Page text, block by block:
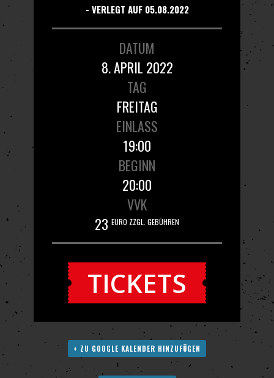
- VERLEGT AUF 05.08.2022
DATUM
8. APRIL 2022
TAG
FREITAG
EINLASS
19:00
BEGINN
20:00
VVK
23 EURO ZZGL. GEBÜHREN
TICKETS
+ ZU GOOGLE KALENDER HINZUFÜGEN